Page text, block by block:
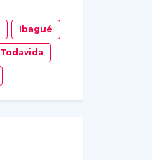
Ibagué
Todavida